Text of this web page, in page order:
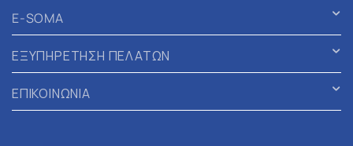
E-SOMA
ΕΞΥΠΗΡΕΤΗΣΗ ΠΕΛΑΤΩΝ
ΕΠΙΚΟΙΝΩΝΙΑ